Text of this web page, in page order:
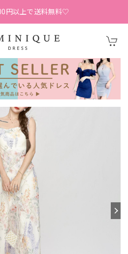
円以上で送料無料♡